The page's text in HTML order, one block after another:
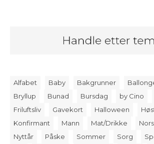
Alfabet Baby Bakgrunner
Bryllup
Bunad Bursdag by Cino
Friluftsliv
Gavekort Halloween
Konfirmant
Mann Mat/Drikke
Nyttår
Påske Sommer Sorg